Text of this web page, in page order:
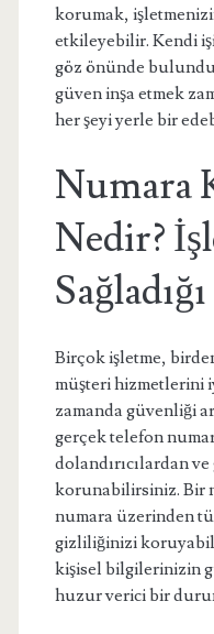
korumak,
etkileyebilir. Kendi
göz önünde
güven inşa etmek
her şeyi yerle bir
Numara
Nedir?
Birçok işletme,
müşteri hizmetlerini
zamanda güvenliği
gerçek telefon
dolandırıcılardan
korunabilirsiniz. Bir
numara üzerinden
gizliliğinizi
kişisel bilgilerinizin
huzur verici bir